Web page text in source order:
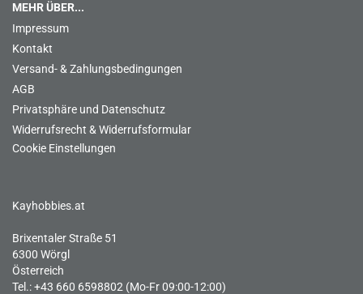
MEHR ÜBER...
Impressum
Kontakt
Versand- & Zahlungsbedingungen
AGB
Privatsphäre und Datenschutz
Widerrufsrecht & Widerrufsformular
Cookie Einstellungen
Kayhobbies.at
Brixentaler Straße 51
6300 Wörgl
Österreich
Tel.: +43 660 6598802 (Mo-Fr 09:00-12:00)